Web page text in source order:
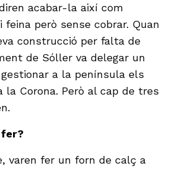
acabar-la així com
però sense cobrar. Quan
construcció per falta de
de Sóller va delegar un
a la península els
la Corona. Però al cap de tres
fer?
varen fer un forn de calç a